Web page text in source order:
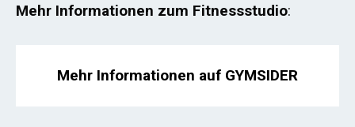
Mehr Informationen zum Fitnessstudio:
Mehr Informationen auf GYMSIDER